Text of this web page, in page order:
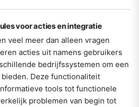
voor acties en integratie
veel meer dan alleen vragen
acties uit namens gebruikers
bedrijfssystemen om een
Deze functionaliteit
tools tot functionele
problemen van begin tot